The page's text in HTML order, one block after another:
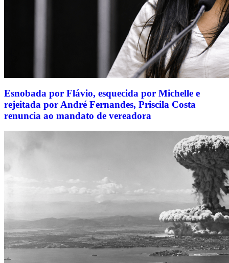
Esnobada por Flávio, esquecida por Michelle e
rejeitada por André Fernandes, Priscila Costa
renuncia ao mandato de vereadora